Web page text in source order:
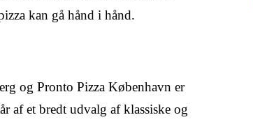
kan gå hånd i hånd.
og Pronto Pizza København er
af et bredt udvalg af klassiske og